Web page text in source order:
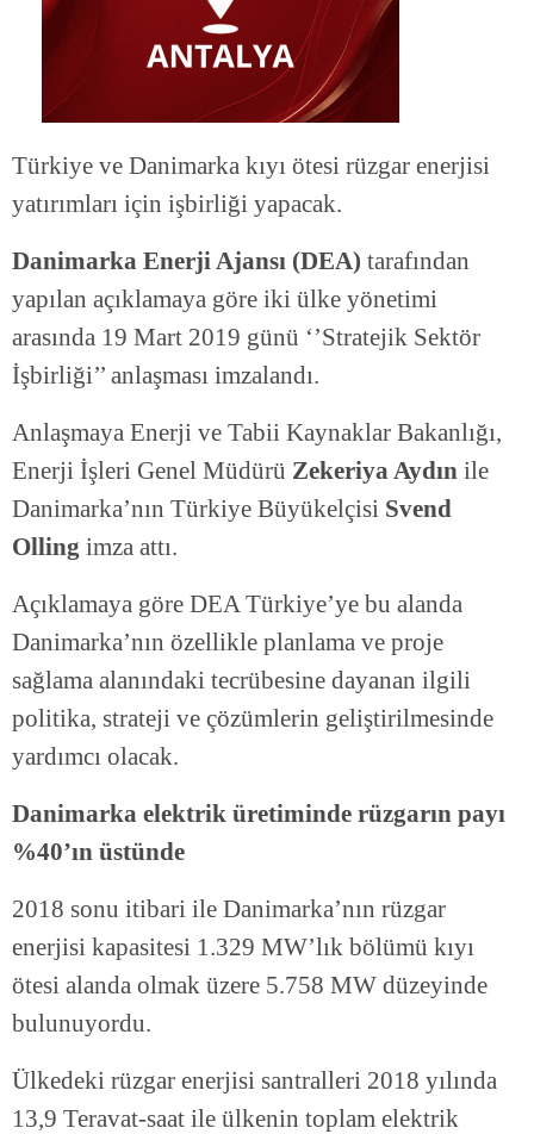
Türkiye ve Danimarka kıyı ötesi rüzgar enerjisi
yatırımları için işbirliği yapacak.
Danimarka Enerji Ajansı (DEA) tarafından
yapılan açıklamaya göre iki ülke yönetimi
arasında 19 Mart 2019 günü ‘’Stratejik Sektör
İşbirliği’’ anlaşması imzalandı.
Anlaşmaya Enerji ve Tabii Kaynaklar Bakanlığı,
Enerji İşleri Genel Müdürü Zekeriya Aydın ile
Danimarka’nın Türkiye Büyükelçisi Svend
Olling imza attı.
Açıklamaya göre DEA Türkiye’ye bu alanda
Danimarka’nın özellikle planlama ve proje
sağlama alanındaki tecrübesine dayanan ilgili
politika, strateji ve çözümlerin geliştirilmesinde
yardımcı olacak.
Danimarka elektrik üretiminde rüzgarın payı
%40’ın üstünde
2018 sonu itibari ile Danimarka’nın rüzgar
enerjisi kapasitesi 1.329 MW’lık bölümü kıyı
ötesi alanda olmak üzere 5.758 MW düzeyinde
bulunuyordu.
Ülkedeki rüzgar enerjisi santralleri 2018 yılında
13,9 Teravat-saat ile ülkenin toplam elektrik